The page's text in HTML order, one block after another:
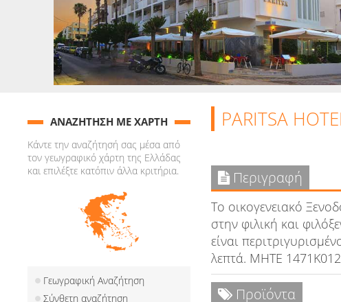
PARITSA
Περιγραφή
Το οικογενειακό
στην φιλική και
είναι
λεπτά. ΜΗΤΕ
Προϊόντα
ΑΝΑΖΗΤΗΣΗ ΜΕ ΧΑΡΤΗ
Κάντε την αναζήτησή σας μέσα από
τον γεωγραφικό χάρτη της Ελλάδας
και επιλέξτε κατόπιν άλλα κριτήρια.
Γεωγραφική Αναζήτηση
Σύνθετη αναζήτηση